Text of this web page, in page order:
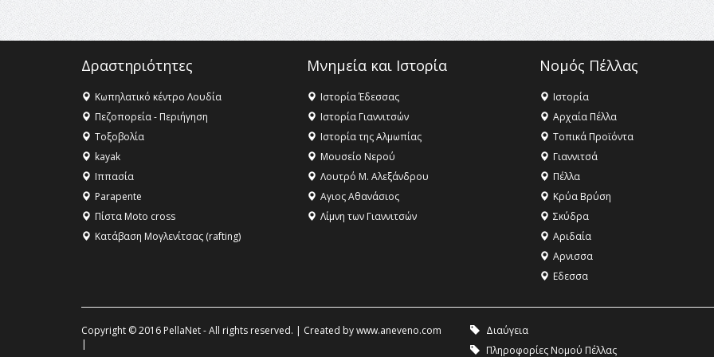
Δραστηριότητες
Κωπηλατικό κέντρο Λουδία
Πεζοπορεία - Περιήγηση
Τοξοβολία
kayak
Ιππασία
Parapente
Πίστα Moto cross
Κατάβαση Μογλενίτσας (rafting)
Μνημεία και Ιστορία
Ιστορία Έδεσσας
Ιστορία Γιαννιτσών
Ιστορία της Αλμωπίας
Μουσείο Νερού
Λουτρό Μ. Αλεξάνδρου
Αγιος Αθανάσιος
Λίμνη των Γιαννιτσών
Νομός Πέλλας
Ιστορία
Αρχαία Πέλλα
Τοπικά Προϊόντα
Γιαννιτσά
Πέλλα
Κρύα Βρύση
Σκύδρα
Αριδαία
Aρνισσα
Eδεσσα
Copyright © 2016 PellaNet - All rights reserved. | Created bywww.aneveno.com
|
Διαύγεια
Πληροφορίες Νομού Πέλλας